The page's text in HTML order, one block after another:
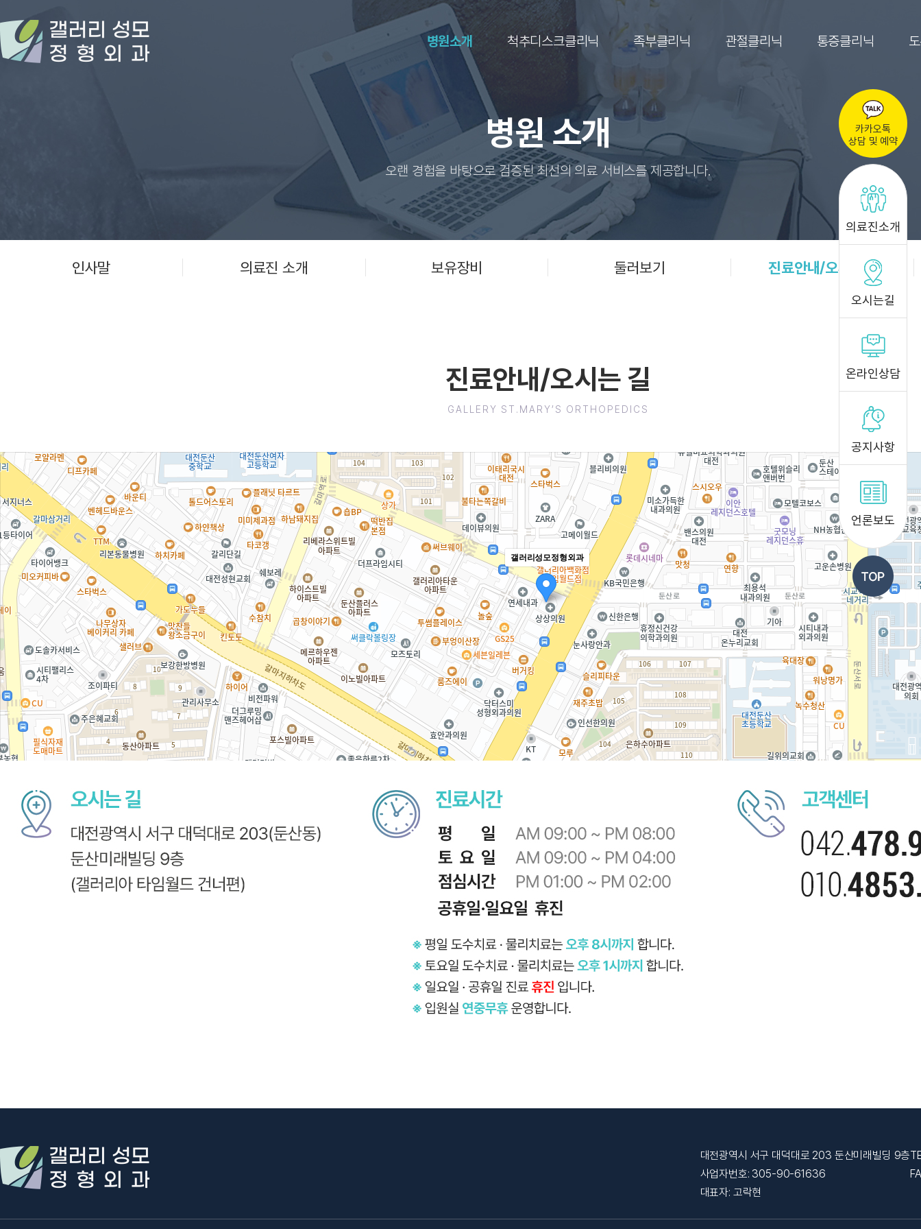
카카오톡
상담 및 예약
의료진소개
오시는길
온라인상담
공지사항
언론보도
병원소개 척추디스크클리닉 족부클리닉 관절클리닉 통증클리닉
병원 소개
오랜 경험을 바탕으로 검증된 최선의 의료 서비스를 제공합니다.
인사말 의료진 소개 보유장비 둘러보기 진료안내/오시는길
진료안내/오시는 길
GALLERY ST.MARY’S ORTHOPEDICS
갤러리성모정형외과
대전광역시 서구 대덕대로 203 둔산미래빌딩 9층
사업자번호: 305-90-61636
대표자: 고락현